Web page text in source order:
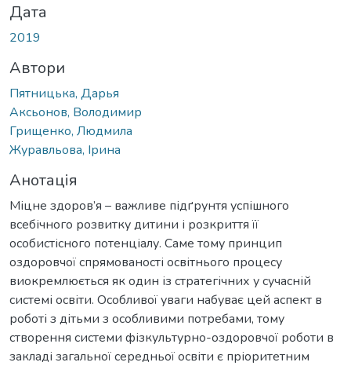
Дата
2019
Автори
Пятницька, Дарья
Аксьонов, Володимир
Грищенко, Людмила
Журавльова, Ірина
Анотація
Міцне здоров’я – важливе підґрунтя успішного
всебічного розвитку дитини і розкриття її
особистісного потенціалу. Саме тому принцип
оздоровчої спрямованості освітнього процесу
виокремлюється як один із стратегічних у сучасній
системі освіти. Особливої уваги набуває цей аспект в
роботі з дітьми з особливими потребами, тому
створення системи фізкультурно-оздоровчої роботи в
закладі загальної середньої освіти є пріоритетним